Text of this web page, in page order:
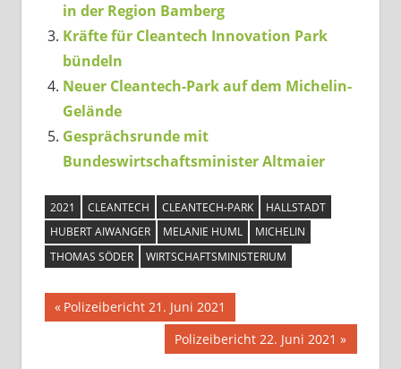
in der Region Bamberg
Kräfte für Cleantech Innovation Park
bündeln
Neuer Cleantech-Park auf dem Michelin-
Gelände
Gesprächsrunde mit
Bundeswirtschaftsminister Altmaier
2021 CLEANTECH CLEANTECH-PARK
HALLSTADT
HUBERT AIWANGER
MELANIE HUML
MICHELIN
THOMAS SÖDER
WIRTSCHAFTSMINISTERIUM
Beitragsnavigation
Vorheriger
Beitrag:
Polizeibericht 21. Juni 2021
Nächster
Beitrag:
Polizeibericht 22. Juni 2021